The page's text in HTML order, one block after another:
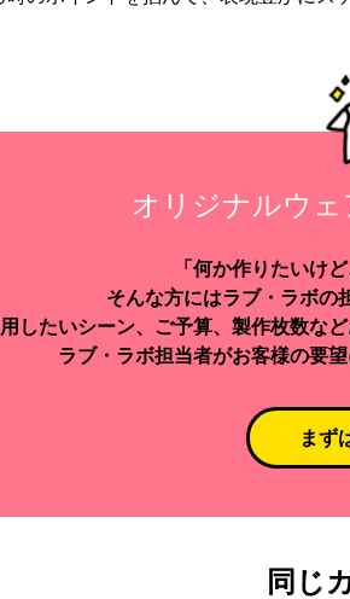
オリジナルウェ
「何か作りたいけ
そんな方にはラブ・ラボの
したいシーン、ご予算、製作枚数な
ラブ・ラボ担当者がお客様の要
まず
同じ